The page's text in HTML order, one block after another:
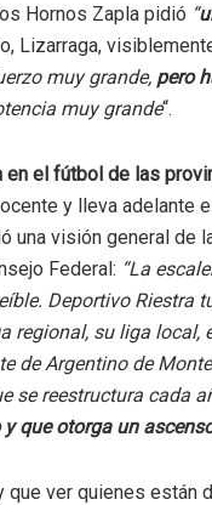
Hornos Zapla pidió “
Lizarraga,
muy grande, pero
muy grande“.
en el fútbol de las
y lleva adelante
una visión general de
Federal: “La
Deportivo Riestra
regional, su liga
de Argentino de
se reestructura cada
que otorga un
que ver quienes